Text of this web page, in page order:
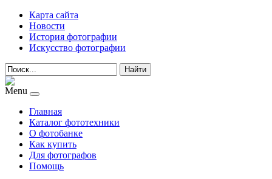
Карта сайта
Новости
История фотографии
Искусство фотографии
Найти
Menu
Главная
Каталог фототехники
О фотобанке
Как купить
Для фотографов
Помощь